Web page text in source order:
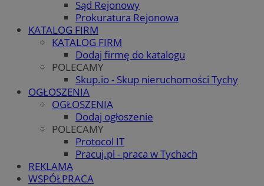
Sąd Rejonowy
Prokuratura Rejonowa
KATALOG FIRM
KATALOG FIRM
Dodaj firmę do katalogu
POLECAMY
Skup.io - Skup nieruchomości Tychy
OGŁOSZENIA
OGŁOSZENIA
Dodaj ogłoszenie
POLECAMY
Protocol IT
Pracuj.pl - praca w Tychach
REKLAMA
WSPÓŁPRACA